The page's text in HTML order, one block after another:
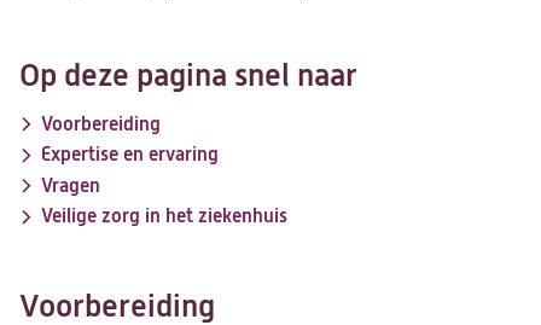
Op deze pagina snel naar
Voorbereiding
Expertise en ervaring
Vragen
Veilige zorg in het ziekenhuis
Voorbereiding